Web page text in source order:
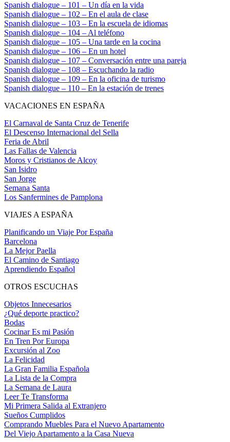
Spanish dialogue – 101 – Un día en la vida
Spanish dialogue – 102 – En el aula de clase
Spanish dialogue – 103 – En la escuela de idiomas
Spanish dialogue – 104 – Al teléfono
Spanish dialogue – 105 – Una tarde en la cocina
Spanish dialogue – 106 – En un hotel
Spanish dialogue – 107 – Conversación entre una pareja
Spanish dialogue – 108 – Escuchando la radio
Spanish dialogue – 109 – En la oficina de turismo
Spanish dialogue – 110 – En la estación de trenes
VACACIONES EN ESPAÑA
El Carnaval de Santa Cruz de Tenerife
El Descenso Internacional del Sella
Feria de Abril
Las Fallas de Valencia
Moros y Cristianos de Alcoy
San Isidro
San Jorge
Semana Santa
Los Sanfermines de Pamplona
VIAJES A ESPAÑA
Planificando un Viaje Por España
Barcelona
La Mejor Paella
El Camino de Santiago
Aprendiendo Español
OTROS ESCUCHAS
Objetos Innecesarios
¿Qué deporte practico?
Bodas
Cocinar Es mi Pasión
En Tren Por Europa
Excursión al Zoo
La Felicidad
La Gran Familia Española
La Lista de la Compra
La Semana de Laura
Leer Te Transforma
Mi Primera Salida al Extranjero
Sueños Cumplidos
Comprando Muebles Para el Nuevo Apartamento
Del Viejo Apartamento a la Casa Nueva